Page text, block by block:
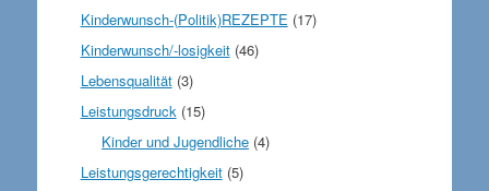
Kinderwunsch-(Politik)REZEPTE (17)
Kinderwunsch/-losigkeit(46)
Lebensqualität(3)
Leistungsdruck(15)
Kinder und Jugendliche (4)
Leistungsgerechtigkeit(5)